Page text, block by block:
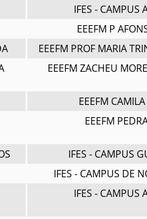
IFES - CAMPUS
EEEFM P
EEEFM PROF MARIA
EEEFM ZACHEU
EEEFM
EEEFM
IFES - CAMPUS
IFES - CAMPUS DE
IFES - CAMPUS